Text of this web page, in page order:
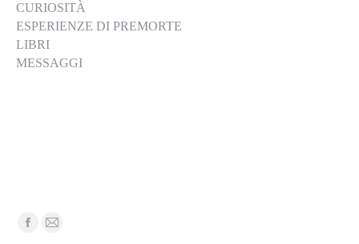
CURIOSITÀ
ESPERIENZE DI PREMORTE
LIBRI
MESSAGGI